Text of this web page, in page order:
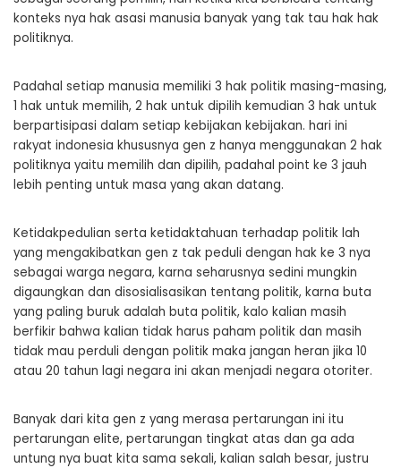
konteks nya hak asasi manusia banyak yang tak tau hak hak
politiknya.
Padahal setiap manusia memiliki 3 hak politik masing-masing,
1 hak untuk memilih, 2 hak untuk dipilih kemudian 3 hak untuk
berpartisipasi dalam setiap kebijakan kebijakan. hari ini
rakyat indonesia khususnya gen z hanya menggunakan 2 hak
politiknya yaitu memilih dan dipilih, padahal point ke 3 jauh
lebih penting untuk masa yang akan datang.
Ketidakpedulian serta ketidaktahuan terhadap politik lah
yang mengakibatkan gen z tak peduli dengan hak ke 3 nya
sebagai warga negara, karna seharusnya sedini mungkin
digaungkan dan disosialisasikan tentang politik, karna buta
yang paling buruk adalah buta politik, kalo kalian masih
berfikir bahwa kalian tidak harus paham politik dan masih
tidak mau perduli dengan politik maka jangan heran jika 10
atau 20 tahun lagi negara ini akan menjadi negara otoriter.
Banyak dari kita gen z yang merasa pertarungan ini itu
pertarungan elite, pertarungan tingkat atas dan ga ada
untung nya buat kita sama sekali, kalian salah besar, justru